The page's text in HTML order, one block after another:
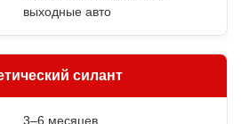
выходные авто
силант
3–6 месяцев